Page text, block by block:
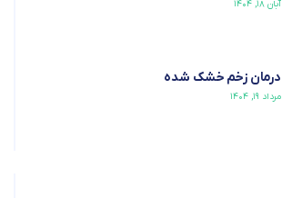
آبان ۱۸, ۱۴۰۴
درمان زخم خشک شده
مرداد ۱۹, ۱۴۰۴